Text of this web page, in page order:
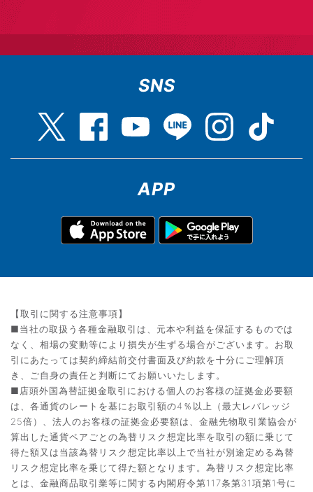
SNS
APP
【取引に関する注意事項】
■当社の取扱う各種金融取引は、元本や利益を保証するものでは
なく、相場の変動等により損失が生ずる場合がございます。お取
引にあたっては契約締結前交付書面及び約款を十分にご理解頂
き、ご自身の責任と判断にてお願いいたします。
■店頭外国為替証拠金取引における個人のお客様の証拠金必要額
は、各通貨のレートを基にお取引額の4％以上（最大レバレッジ
25倍）、法人のお客様の証拠金必要額は、金融先物取引業協会が
算出した通貨ペアごとの為替リスク想定比率を取引の額に乗じて
得た額又は当該為替リスク想定比率以上で当社が別途定める為替
リスク想定比率を乗じて得た額となります。為替リスク想定比率
とは、金融商品取引業等に関する内閣府令第117条第31項第1号に